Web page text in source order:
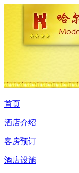
首页
酒店介绍
客房预订
酒店设施